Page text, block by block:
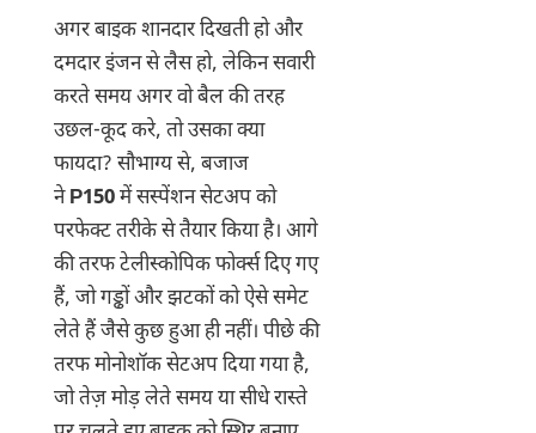
अगर बाइक शानदार दिखती हो और
दमदार इंजन से लैस हो, लेकिन सवारी
करते समय अगर वो बैल की तरह
उछल-कूद करे, तो उसका क्या
फायदा? सौभाग्य से, बजाज
नेP150में सस्पेंशन सेटअप को
परफेक्ट तरीके से तैयार किया है। आगे
की तरफ टेलीस्कोपिक फोर्क्स दिए गए
हैं, जो गड्ढों और झटकों को ऐसे समेट
लेते हैं जैसे कुछ हुआ ही नहीं। पीछे की
तरफ मोनोशॉक सेटअप दिया गया है,
जो तेज़ मोड़ लेते समय या सीधे रास्ते